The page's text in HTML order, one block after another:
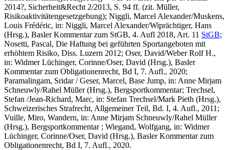
2014?, Sicherheit&Recht 2/2013, S. 94 ff. (zit. Müller,
Risikoaktivitätengesetzgebung); Niggli, Marcel Alexander/Muskens,
Louis Frédéric, in: Niggli, Marcel Alexander/Wiprächtiger, Hans
(Hrsg.), Basler Kommentar zum StGB, 4. Aufl 2018, Art. 11 StGB;
Nosetti, Pascal, Die Haftung bei geführten Sportangeboten mit
erhöhtem Risiko, Diss. Luzern 2012; Oser, David/Weber Rolf H.,
in: Widmer Lüchinger, Corinne/Oser, David (Hrsg.), Basler
Kommentar zum Obligationenrecht, Bd I, 7. Aufl., 2020;
Paramalingam, Sridar / Geser, Marcel, Base Jump, in: Anne Mirjam
Schneuwly/Rahel Müller (Hrsg.), Bergsportkommentar; Trechsel,
Stefan /Jean-Richard, Marc, in: Stefan Trechsel/Mark Pieth (Hrsg.),
Schweizerisches Strafrecht, Allgemeiner Teil, Bd. I, 4. Aufl., 2011;
Vuille, Miro, Wandern, in: Anne Mirjam Schneuwly/Rahel Müller
(Hrsg.), Bergsportkommentar ; Wiegand, Wolfgang, in: Widmer
Lüchinger, Corinne/Oser, David (Hrsg.), Basler Kommentar zum
Obligationenrecht, Bd I, 7. Aufl., 2020.